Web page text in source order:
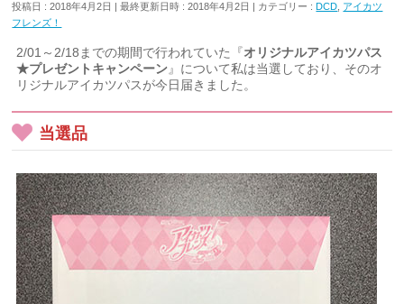
投稿日 : 2018年4月2日 最終更新日時 : 2018年4月2日 カテゴリー :DCD アイカツ
フレンズ！
2/01～2/18までの期間で行われていた『オリジナルアイカツパス
★プレゼントキャンペーン』について私は当選しており、そのオ
リジナルアイカツパスが今日届きました。
当選品